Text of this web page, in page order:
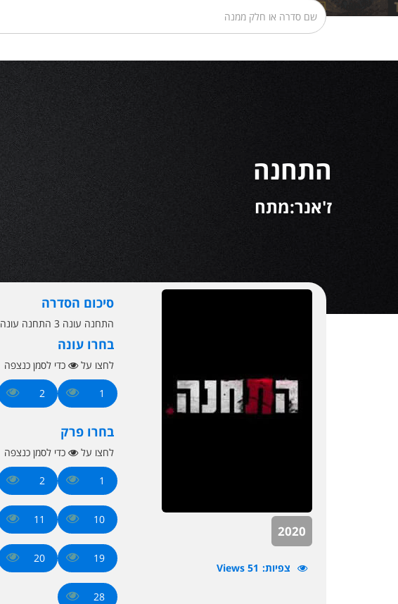
התחנה
ז'אנר:מתח
2020
צפיות 51 Views
סיכום הסדרה
התחנה עונה 3 התחנה עונה 3 מתי יוצא התחנה 3 מתי יוצא התחנה עונה 3 התחנה עונה 3 תאריך
בחרו עונה
לחצו על כדי לסמן כנצפה
1
2
בחרו פרק
לחצו על כדי לסמן כנצפה
1
2
10
11
19
20
28